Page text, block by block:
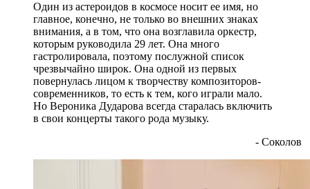
Один из астероидов в космосе носит ее имя, но
главное, конечно, не только во внешних знаках
внимания, а в том, что она возглавила оркестр,
которым руководила 29 лет. Она много
гастролировала, поэтому послужной список
чрезвычайно широк. Она одной из первых
повернулась лицом к творчеству композиторов-
современников, то есть к тем, кого играли мало.
Но Вероника Дударова всегда старалась включить
в свои концерты такого рода музыку.
- Соколов